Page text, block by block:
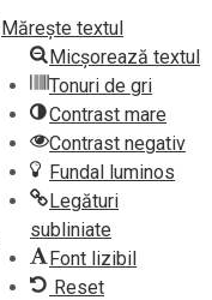
Mărește textul
Micșorează textul
Tonuri de gri
Contrast mare
Contrast negativ
Fundal luminos
Legături
subliniate
Font lizibil
Reset